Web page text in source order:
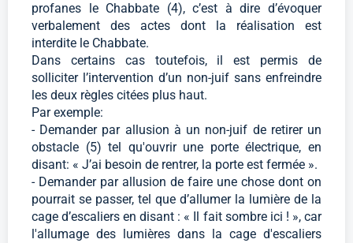
profanes le Chabbate (4), c’est à dire d’évoquer
verbalement des actes dont la réalisation est
interdite le Chabbate.
Dans certains cas toutefois, il est permis de
solliciter l’intervention d’un non-juif sans enfreindre
les deux règles citées plus haut.
Par exemple:
- Demander par allusion à un non-juif de retirer un
obstacle (5) tel qu'ouvrir une porte électrique, en
disant: « J’ai besoin de rentrer, la porte est fermée ».
- Demander par allusion de faire une chose dont on
pourrait se passer, tel que d’allumer la lumière de la
cage d’escaliers en disant : « Il fait sombre ici ! », car
l'allumage des lumières dans la cage d'escaliers